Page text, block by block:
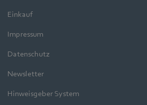
Einkauf
Impressum
Datenschutz
Newsletter
Hinweisgeber System